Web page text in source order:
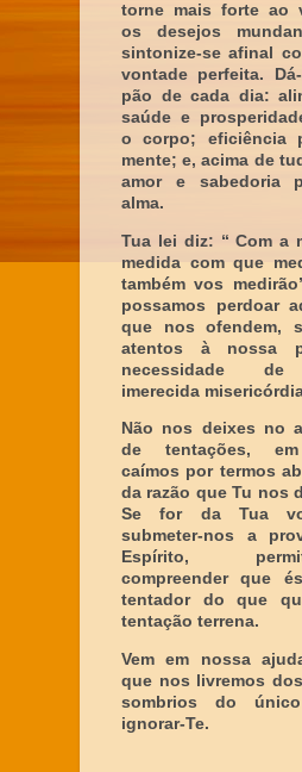
torne mais forte ao
os desejos
sintonize-se afinal
vontade perfeita.
pão de cada dia:
saúde e
o corpo; eficiência
mente; e, acima de
amor e sabedoria
alma.
Tua lei diz: “ Com a
medida com que
também vos
possamos perdoar
que nos ofendem,
atentos à nossa
necessidade
imerecida
Não nos deixes no
de tentações,
caímos por termos
da razão que Tu nos
Se for da Tua
submeter-nos a
Espírito,
compreender que
tentador do que
tentação terrena.
Vem em nossa
que nos livremos
sombrios do
ignorar-Te.